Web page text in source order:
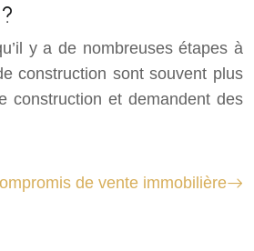
y a de nombreuses étapes à
construction sont souvent plus
construction et demandent des
de vente immobilière